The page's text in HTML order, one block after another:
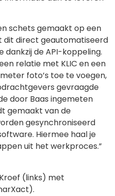
schets gemaakt op een
direct geautomatiseerd
de API-koppeling.
relatie met KLIC en een
foto’s toe te voegen,
gevraagde
door Baas ingemeten
gemaakt van de
gesynchroniseerd
Hiermee haal je
uit het werkproces.”
(links) met